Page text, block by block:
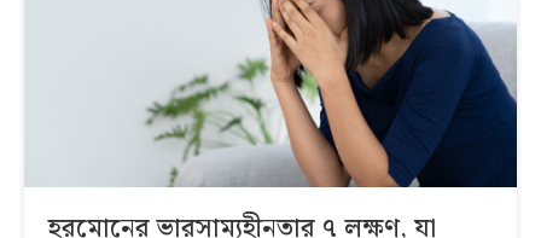
হরমোনের ভারসাম্যহীনতার ৭ লক্ষণ, যা